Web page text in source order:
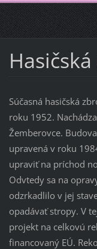
Súčasná hasičská
roku 1952.
Žemberovce.
upravená v roku
upraviť na príchod
Odvtedy sa na
odzrkadlilo v jej
opadávať stropy. V
projekt na celkovú
financovaný EÚ.